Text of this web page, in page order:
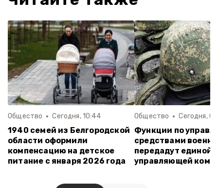
Общество Сегодня, 10:44
1940 семей из Белгородской
области оформили
компенсацию на детское
питание с января 2026 года
Общество Сегодня,
Функции по
средствами
передадут единой
управляющей